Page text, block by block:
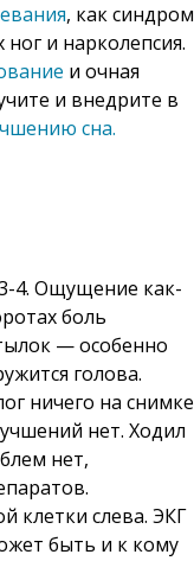
, как синдром
и нарколепсия.
и очная
и внедрите в
сна.
4. Ощущение как-
боль
— особенно
голова.
ничего на снимке
нет. Ходил
нет,
клетки слева. ЭКГ
быть и к кому